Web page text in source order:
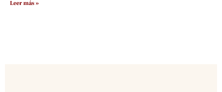
Leer más »